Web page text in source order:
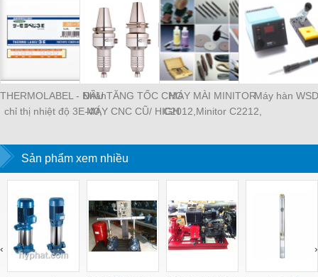
THERMOLABEL - Nhãn
chỉ thị nhiệt độ 3E-40,
thermolabe Nigk
ĐẦU TĂNG TỐC CHO
MÁY CNC CŨ/ HIGH
MÁY MÀI MINITOR
C2012,Minitor C2212,
MINIMO máy mài siêu
khuôn mẫu Minitor
Máy hàn
Sản phẩm xem nhiều
‹ ›